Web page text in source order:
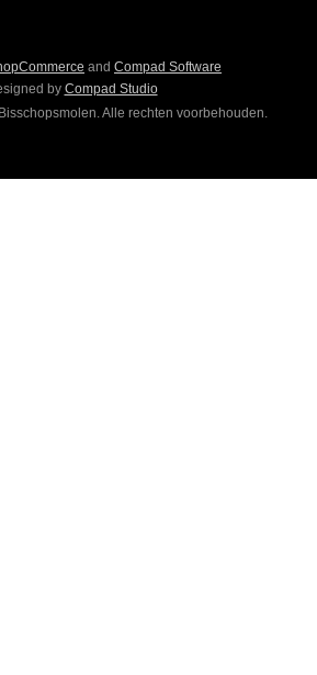
and Compad Software
by Compad Studio
Alle rechten voorbehouden.